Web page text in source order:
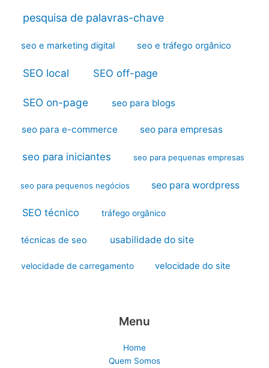
pesquisa de palavras-chave
seo e marketing digital seo e tráfego orgânico
SEO local SEO off-page
SEO on-page seo para blogs
seo para e-commerce seo para empresas
seo para iniciantes seo para pequenas empresas
seo para pequenos negócios seo para wordpress
SEO técnico tráfego orgânico
técnicas de seo usabilidade do site
velocidade de carregamento velocidade do site
Menu
Home
Quem Somos